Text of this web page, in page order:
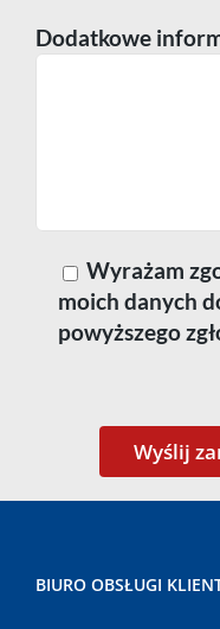
Dodatkowe
Wyrażam
moich danych
powyższego
BIURO OBSŁUGI